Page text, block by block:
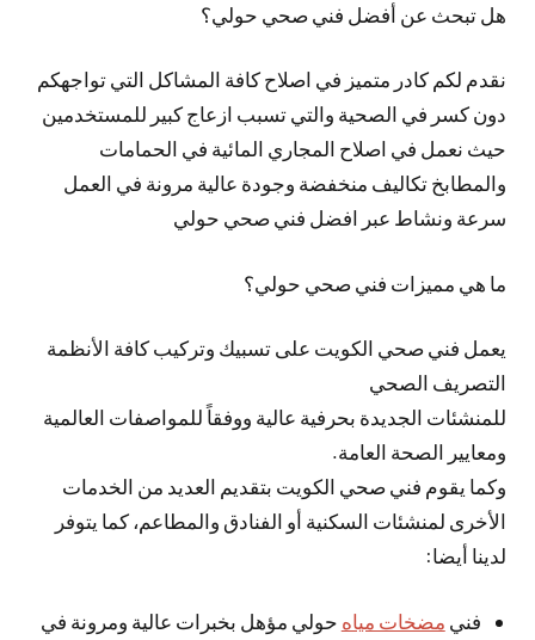
هل تبحث عن أفضل فني صحي حولي؟
نقدم لكم كادر متميز في اصلاح كافة المشاكل التي تواجهكم
دون كسر في الصحية والتي تسبب ازعاج كبير للمستخدمين
حيث نعمل في اصلاح المجاري المائية في الحمامات
والمطابخ تكاليف منخفضة وجودة عالية مرونة في العمل
سرعة ونشاط عبر افضل فني صحي حولي
ما هي مميزات فني صحي حولي؟
يعمل فني صحي الكويت على تسبيك وتركيب كافة الأنظمة
التصريف الصحي
للمنشئات الجديدة بحرفية عالية ووفقاً للمواصفات العالمية
ومعايير الصحة العامة.
وكما يقوم فني صحي الكويت بتقديم العديد من الخدمات
الأخرى لمنشئات السكنية أو الفنادق والمطاعم، كما يتوفر
لدينا أيضا:
فني مضخات مياه حولي مؤهل بخبرات عالية ومرونة في